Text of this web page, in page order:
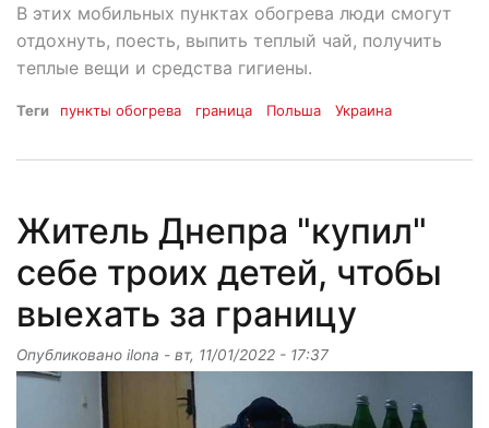
В этих мобильных пунктах обогрева люди смогут
отдохнуть, поесть, выпить теплый чай, получить
теплые вещи и средства гигиены.
Теги пункты обогрева граница Польша Украина
Житель Днепра "купил"
себе троих детей, чтобы
выехать за границу
Опубликовано ilona - вт, 11/01/2022 - 17:37